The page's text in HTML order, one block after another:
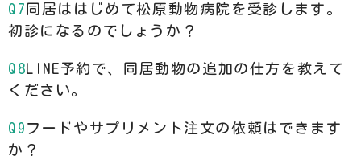
同居ははじめて松原動物病院を受診します。
初診になるのでしょうか？
LINE予約で、同居動物の追加の仕方を教えて
ください。
フードやサプリメント注文の依頼はできます
か？